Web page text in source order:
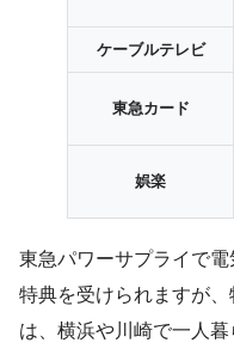
ケーブルテレビ
東急カード
娯楽
東急パワーサプライで
特典を受けられますが
は、横浜や川崎で一人暮